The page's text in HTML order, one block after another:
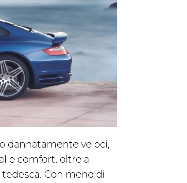
dannatamente veloci,
e comfort, oltre a
Con meno di